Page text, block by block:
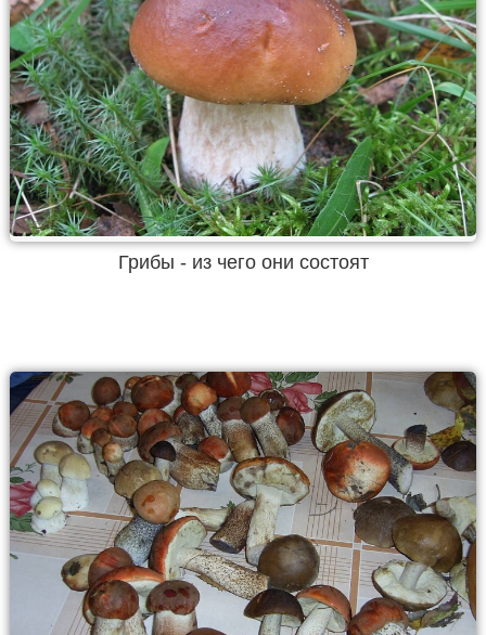
Грибы - из чего они состоят